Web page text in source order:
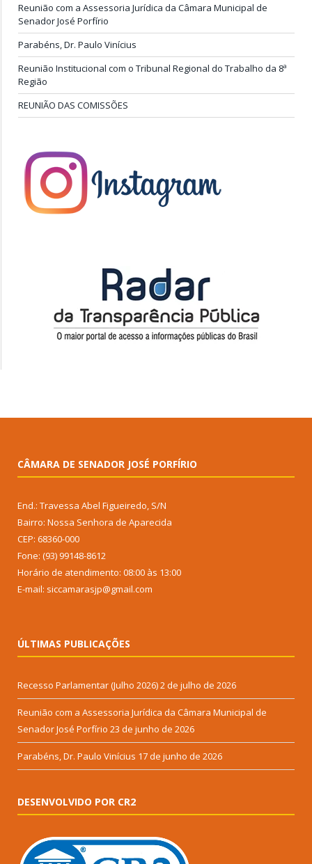
Reunião com a Assessoria Jurídica da Câmara Municipal de
Senador José Porfírio
Parabéns, Dr. Paulo Vinícius
Reunião Institucional com o Tribunal Regional do Trabalho da 8ª
Região
REUNIÃO DAS COMISSÕES
CÂMARA DE SENADOR JOSÉ PORFÍRIO
End.: Travessa Abel Figueiredo, S/N
Bairro: Nossa Senhora de Aparecida
CEP: 68360-000
Fone: (93) 99148-8612
Horário de atendimento: 08:00 às 13:00
E-mail: siccamarasjp@gmail.com
ÚLTIMAS PUBLICAÇÕES
Recesso Parlamentar (Julho 2026)2 de julho de 2026
Reunião com a Assessoria Jurídica da Câmara Municipal de
Senador José Porfírio 23 de junho de 2026
Parabéns, Dr. Paulo Vinícius 17 de junho de 2026
DESENVOLVIDO POR CR2